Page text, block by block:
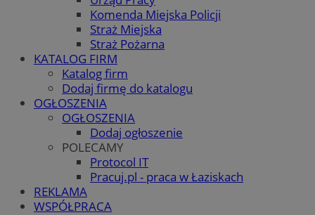
Komenda Miejska Policji
Straż Miejska
Straż Pożarna
KATALOG FIRM
Katalog firm
Dodaj firmę do katalogu
OGŁOSZENIA
OGŁOSZENIA
Dodaj ogłoszenie
POLECAMY
Protocol IT
Pracuj.pl - praca w Łaziskach
REKLAMA
WSPÓŁPRACA